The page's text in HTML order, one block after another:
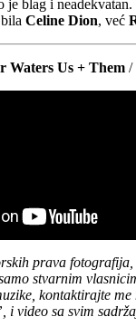
je blag i neadekvatan.
Celine Dion, već
Waters Us + Them/
prava fotografija,
stvarnim
kontaktirajte
i video sa svim